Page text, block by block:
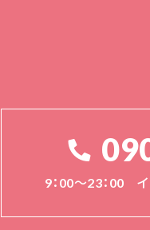
9：00～23：00